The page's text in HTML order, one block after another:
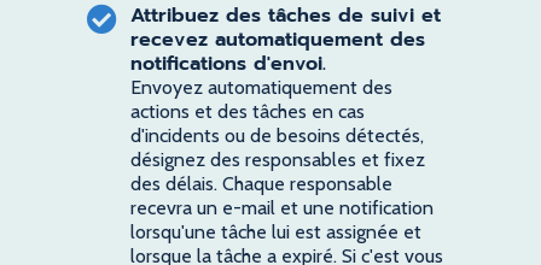
Attribuez des tâches de suivi et
recevez automatiquement des
notifications d'envoi.
Envoyez automatiquement des
actions et des tâches en cas
d'incidents ou de besoins détectés,
désignez des responsables et fixez
des délais. Chaque responsable
recevra un e-mail et une notification
lorsqu'une tâche lui est assignée et
lorsque la tâche a expiré. Si c'est vous